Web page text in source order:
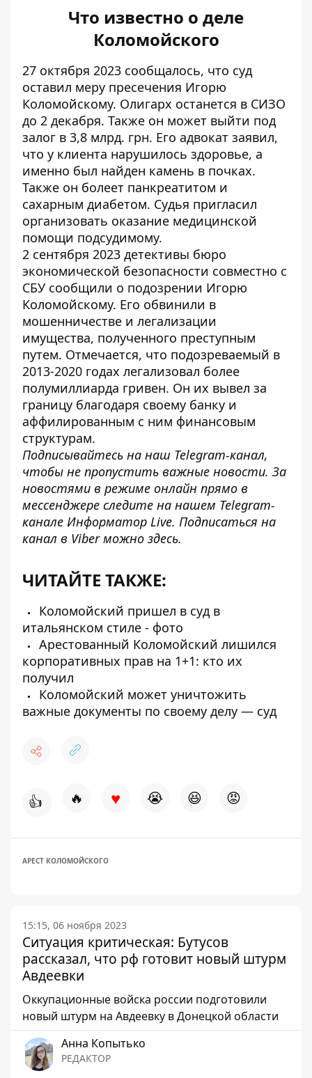
Что известно о деле
Коломойского
27 октября 2023 сообщалось, что суд
оставил меру пресечения Игорю
Коломойскому. Олигарх останется в СИЗО
до 2 декабря. Также он может выйти под
залог в 3,8 млрд. грн. Его адвокат заявил,
что у клиента нарушилось здоровье, а
именно был найден камень в почках.
Также он болеет панкреатитом и
сахарным диабетом. Судья пригласил
организовать оказание медицинской
помощи подсудимому.
2 сентября 2023 детективы бюро
экономической безопасности совместно с
СБУ сообщили о подозрении Игорю
Коломойскому. Его обвинили в
мошенничестве и легализации
имущества, полученного преступным
путем. Отмечается, что подозреваемый в
2013-2020 годах легализовал более
полумиллиарда гривен. Он их вывел за
границу благодаря своему банку и
аффилированным с ним финансовым
структурам.
Подписывайтесь на наш Telegram-канал,
чтобы не пропустить важные новости. За
новостями в режиме онлайн прямо в
мессенджере следите на нашем Telegram-
канале Информатор Live. Подписаться на
канал в Viber можно здесь.
ЧИТАЙТЕ ТАКЖЕ:
Коломойский пришел в суд в
итальянском стиле - фото
Арестованный Коломойский лишился
корпоративных прав на 1+1: кто их
получил
Коломойский может уничтожить
важные документы по своему делу — суд
👍 🔥 ♥ 😭 😆 😡
АРЕСТ КОЛОМОЙСКОГО
15:15, 06 ноября 2023
Ситуация критическая: Бутусов
рассказал, что рф готовит новый штурм
Авдеевки
Оккупационные войска россии подготовили
новый штурм на Авдеевку в Донецкой области
Анна Копытько
РЕДАКТОР